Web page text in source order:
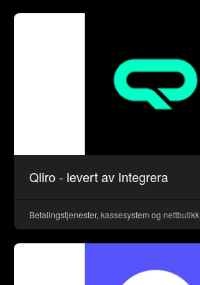
Qliro - levert av Integrera
Betalingstjenester, kassesystem og nettbutikk